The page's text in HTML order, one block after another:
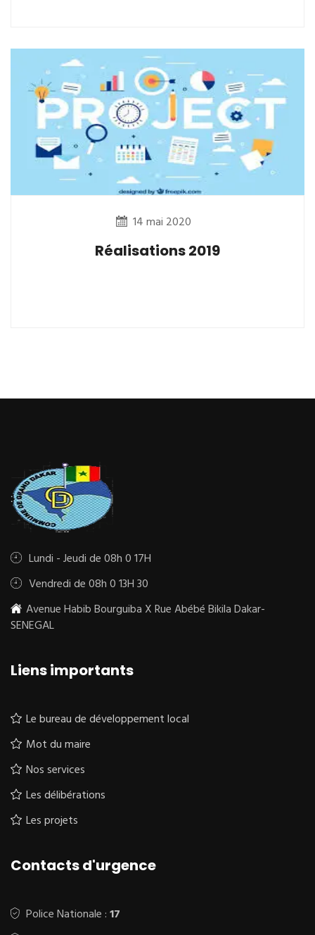
14 mai 2020
Réalisations 2019
Lundi - Jeudi de 08h 0 17H
Vendredi de 08h 0 13H 30
Avenue Habib Bourguiba X Rue Abébé Bikila Dakar-
SENEGAL
Liens importants
Le bureau de développement local
Mot du maire
Nos services
Les délibérations
Les projets
Contacts d'urgence
Police Nationale :17